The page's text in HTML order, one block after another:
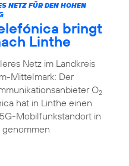
NETZ FÜR DEN HOHEN
bringt
Linthe
Netz im Landkreis
Mittelmark: Der
O2
hat in Linthe einen
Mobilfunkstandort in
genommen